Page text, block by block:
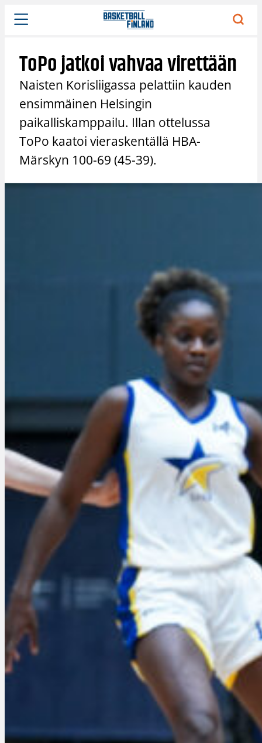
Siirry
sisältöön
ToPo jatkoi vahvaa virettään
Naisten Korisliigassa pelattiin kauden
ensimmäinen Helsingin
paikalliskamppailu. Illan ottelussa
ToPo kaatoi vieraskentällä HBA-
Märskyn 100-69 (45-39).